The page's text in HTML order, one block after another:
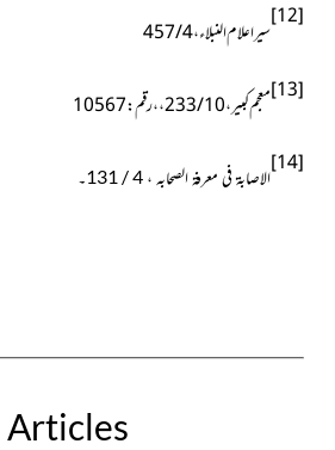
[12]
سیر اعلام النبلاء ، 4 / 457
[13]
معجم کبیر ، 10 / 233 ، ، رقم : 10567
[14]
الاصابۃ فی معرفۃ الصحابہ ، 4 / 131۔
Articles